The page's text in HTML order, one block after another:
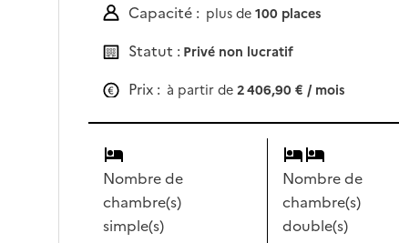
Capacité : plus de 100 places
Statut : Privé non lucratif
Prix : à partir de 2 406,90 € / mois
Nombre de
chambre(s)
simple(s)
Nombre de
chambre(s)
double(s)